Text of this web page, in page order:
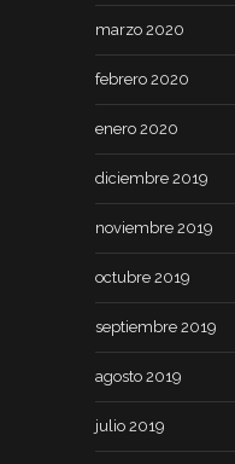
marzo 2020
febrero 2020
enero 2020
diciembre 2019
noviembre 2019
octubre 2019
septiembre 2019
agosto 2019
julio 2019